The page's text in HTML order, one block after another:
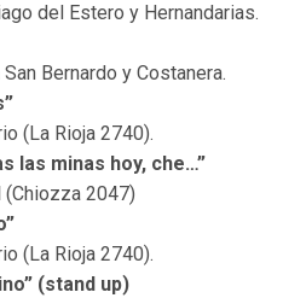
del Estero y Hernandarias.
Bernardo y Costanera.
(La Rioja 2740).
las minas hoy, che…”
(Chiozza 2047)
(La Rioja 2740).
(stand up)